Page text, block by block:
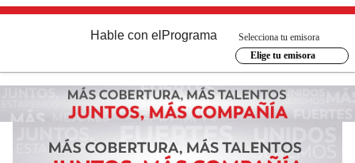
Hable con el Programa
Selecciona tu emisora
Elige tu emisora